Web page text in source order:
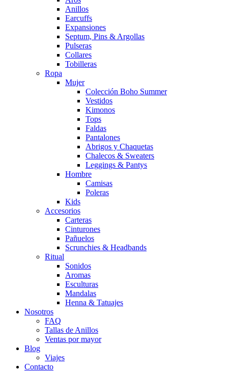
Anillos
Earcuffs
Expansiones
Septum, Pins & Argollas
Pulseras
Collares
Tobilleras
Ropa
Mujer
Colección Boho Summer
Vestidos
Kimonos
Tops
Faldas
Pantalones
Abrigos y Chaquetas
Chalecos & Sweaters
Leggings & Pantys
Hombre
Camisas
Poleras
Kids
Accesorios
Carteras
Cinturones
Pañuelos
Scrunchies & Headbands
Ritual
Sonidos
Aromas
Esculturas
Mandalas
Henna & Tatuajes
Nosotros
FAQ
Tallas de Anillos
Ventas por mayor
Blog
Viajes
Contacto